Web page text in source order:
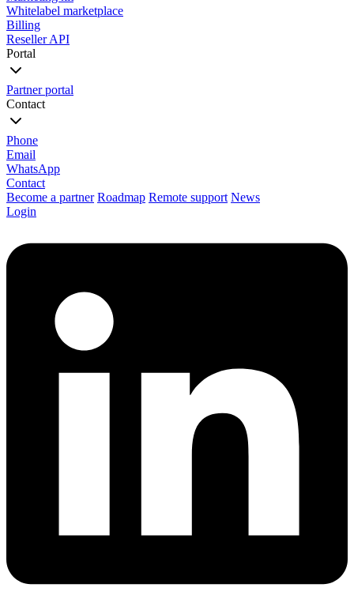
Whitelabel marketplace
Billing
Reseller API
Portal
Partner portal
Contact
Phone
Email
WhatsApp
Contact
Become a partner Roadmap Remote support News
Login